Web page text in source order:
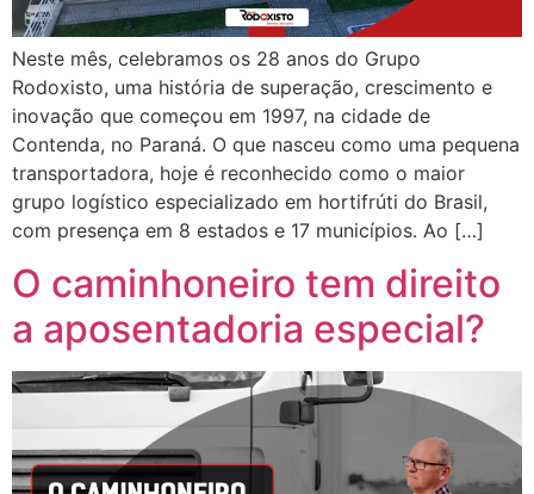
Neste mês, celebramos os 28 anos do Grupo
Rodoxisto, uma história de superação, crescimento e
inovação que começou em 1997, na cidade de
Contenda, no Paraná. O que nasceu como uma pequena
transportadora, hoje é reconhecido como o maior
grupo logístico especializado em hortifrúti do Brasil,
com presença em 8 estados e 17 municípios. Ao […]
O caminhoneiro tem direito
a aposentadoria especial?